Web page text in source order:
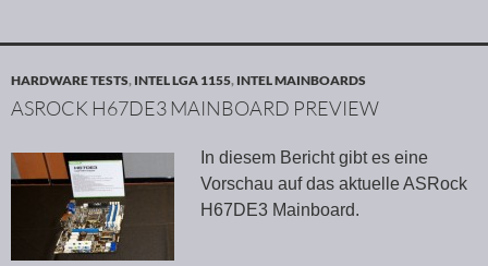
HARDWARE TESTS, INTEL LGA 1155, INTEL MAINBOARDS
ASROCK H67DE3 MAINBOARD PREVIEW
In diesem Bericht gibt es eine
Vorschau auf das aktuelle ASRock
H67DE3 Mainboard.